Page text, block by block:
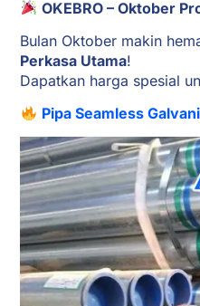
OKEBRO – Oktober
Bulan Oktober makin
Perkasa Utama!
Dapatkan harga spesial
Pipa Seamless